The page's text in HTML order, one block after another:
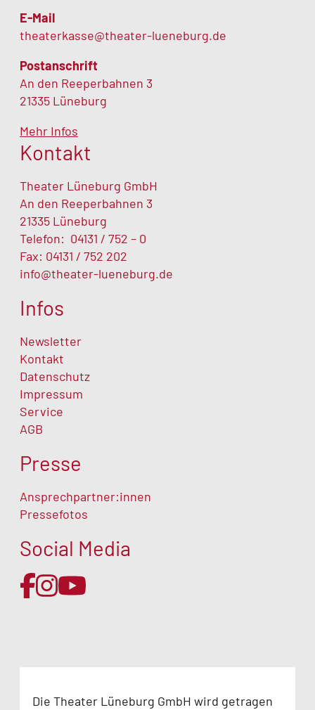
E-Mail
theaterkasse@theater-lueneburg.de
Postanschrift
An den Reeperbahnen 3
21335 Lüneburg
Mehr Infos
Kontakt
Theater Lüneburg GmbH
An den Reeperbahnen 3
21335 Lüneburg
Telefon: 04131 / 752 – 0
Fax: 04131 / 752 202
info@theater-lueneburg.de
Infos
Newsletter
Kontakt
Datenschutz
Impressum
Service
AGB
Presse
Ansprechpartner:innen
Pressefotos
Social Media
Die Theater Lüneburg GmbH wird getragen